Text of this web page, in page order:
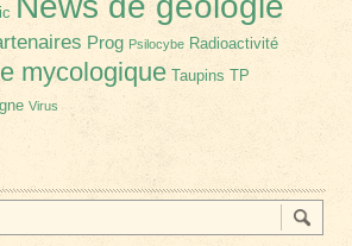
Prog Psilocybe Radioactivité
mycologique Taupins TP
Virus